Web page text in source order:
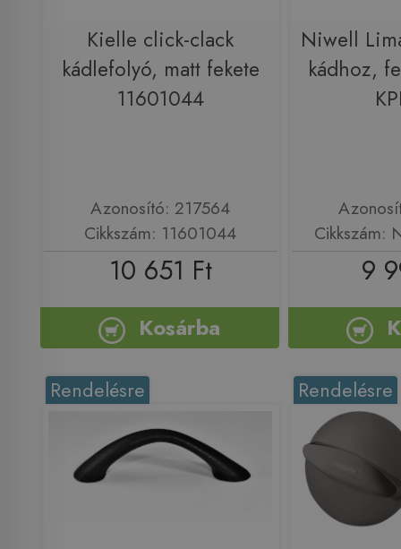
Kielle click-clack
kádlefolyó, matt fekete
11601044
Azonosító: 217564
Cikkszám: 11601044
10 651 Ft
Kosárba
Niwell
kádhoz,
Cikkszám:
9
Rendelésre Rendelésre